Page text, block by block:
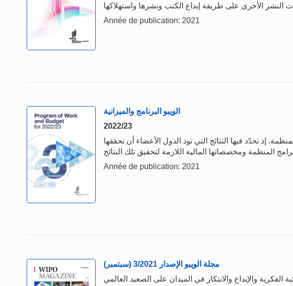
Année de publication: 2021
الويبو البرنامج والميزانية
2022/23
إذ تحدّد فيها النتائج التي تود الدول الأعضاء أن تحققها
Année de publication: 2021
مجلة الويبو الإصدار 3/2021 (سبتمبر)